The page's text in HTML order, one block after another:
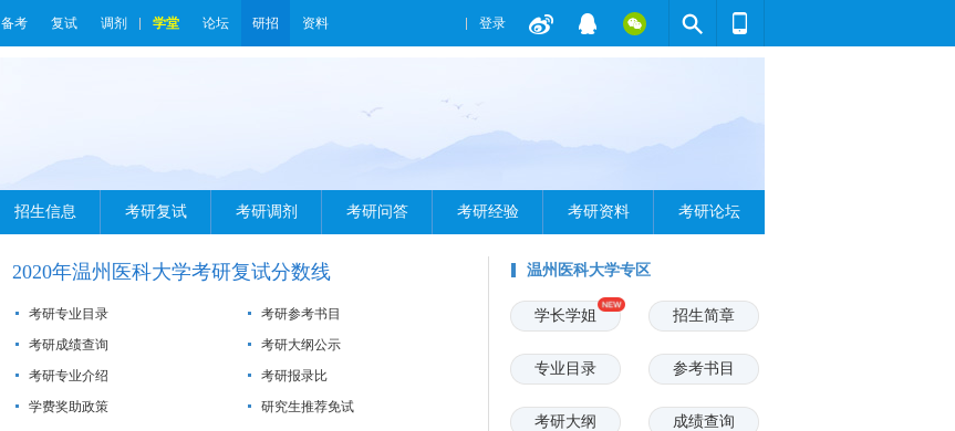
备考 复试 调剂 学堂 论坛 研招 资料 登录
招生信息 考研复试 考研调剂 考研问答 考研经验 考研资料 考研论坛
2020年温州医科大学考研复试分数线
考研专业目录
考研参考书目
考研成绩查询
考研大纲公示
考研专业介绍
考研报录比
学费奖助政策
研究生推荐免试
温州医科大学专区
学长学姐 招生简章
专业目录 参考书目
考研大纲 成绩查询